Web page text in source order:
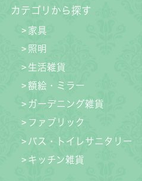
カテゴリから探す
家具
照明
生活雑貨
額絵・ミラー
ガーデニング雑貨
ファブリック
バス・トイレサニタリー
キッチン雑貨